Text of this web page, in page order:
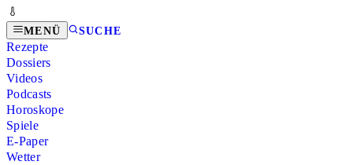
MENÜ SUCHE
Rezepte
Dossiers
Videos
Podcasts
Horoskope
Spiele
E-Paper
Wetter